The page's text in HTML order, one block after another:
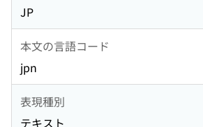
JP
本文の言語コード
jpn
表現種別
テキスト